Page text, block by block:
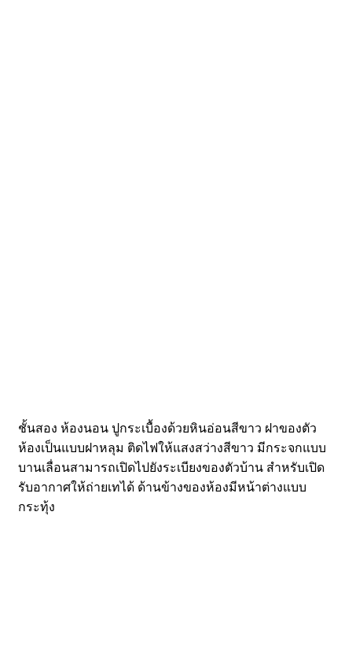
ชั้นสอง ห้องนอน ปูกระเบื้องด้วยหินอ่อนสีขาว ฝาของตัว
ห้องเป็นแบบฝาหลุม ติดไฟให้แสงสว่างสีขาว มีกระจกแบบ
บานเลื่อนสามารถเปิดไปยังระเบียงของตัวบ้าน สำหรับเปิด
รับอากาศให้ถ่ายเทได้ ด้านข้างของห้องมีหน้าต่างแบบ
กระทุ้ง